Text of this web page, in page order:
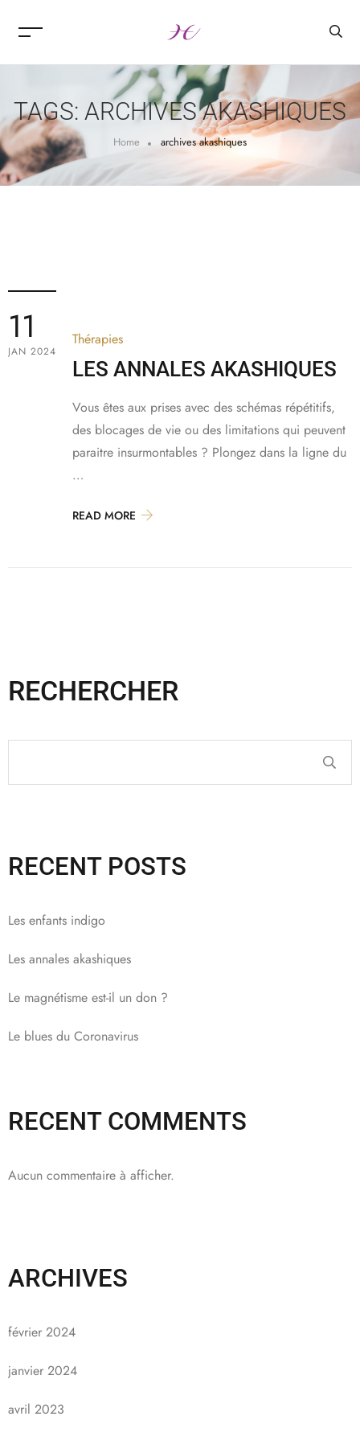
TAGS: ARCHIVES AKASHIQUES
Home archives akashiques
11
JAN 2024
Thérapies
LES ANNALES AKASHIQUES
Vous êtes aux prises avec des schémas répétitifs,
des blocages de vie ou des limitations qui peuvent
paraitre insurmontables ? Plongez dans la ligne du
…
READ MORE
RECHERCHER
RECENT POSTS
Les enfants indigo
Les annales akashiques
Le magnétisme est-il un don ?
Le blues du Coronavirus
RECENT COMMENTS
Aucun commentaire à afficher.
ARCHIVES
février 2024
janvier 2024
avril 2023